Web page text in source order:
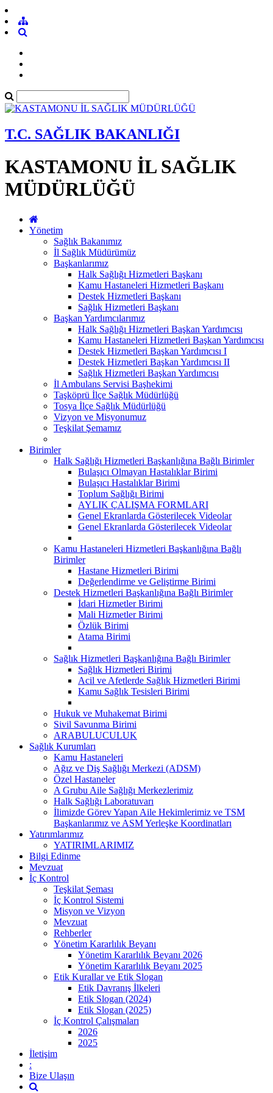
T.C. SAĞLIK BAKANLIĞI
KASTAMONU İL SAĞLIK
MÜDÜRLÜĞÜ
Yönetim
Sağlık Bakanımız
İl Sağlık Müdürümüz
Başkanlarımız
Halk Sağlığı Hizmetleri Başkanı
Kamu Hastaneleri Hizmetleri Başkanı
Destek Hizmetleri Başkanı
Sağlık Hizmetleri Başkanı
Başkan Yardımcılarımız
Halk Sağlığı Hizmetleri Başkan Yardımcısı
Kamu Hastaneleri Hizmetleri Başkan Yardımcısı
Destek Hizmetleri Başkan Yardımcısı I
Destek Hizmetleri Başkan Yardımcısı II
Sağlık Hizmetleri Başkan Yardımcısı
İl Ambulans Servisi Başhekimi
Taşköprü İlçe Sağlık Müdürlüğü
Tosya İlçe Sağlık Müdürlüğü
Vizyon ve Misyonumuz
Teşkilat Şemamız
Birimler
Halk Sağlığı Hizmetleri Başkanlığına Bağlı Birimler
Bulaşıcı Olmayan Hastalıklar Birimi
Bulaşıcı Hastalıklar Birimi
Toplum Sağlığı Birimi
AYLIK ÇALIŞMA FORMLARI
Genel Ekranlarda Gösterilecek Videolar
Genel Ekranlarda Gösterilecek Videolar
Kamu Hastaneleri Hizmetleri Başkanlığına Bağlı
Birimler
Hastane Hizmetleri Birimi
Değerlendirme ve Geliştirme Birimi
Destek Hizmetleri Başkanlığına Bağlı Birimler
İdari Hizmetler Birimi
Mali Hizmetler Birimi
Özlük Birimi
Atama Birimi
Sağlık Hizmetleri Başkanlığına Bağlı Birimler
Sağlık Hizmetleri Birimi
Acil ve Afetlerde Sağlık Hizmetleri Birimi
Kamu Sağlık Tesisleri Birimi
Hukuk ve Muhakemat Birimi
Sivil Savunma Birimi
ARABULUCULUK
Sağlık Kurumları
Kamu Hastaneleri
Ağız ve Diş Sağlığı Merkezi (ADSM)
Özel Hastaneler
A Grubu Aile Sağlığı Merkezlerimiz
Halk Sağlığı Laboratuvarı
İlimizde Görev Yapan Aile Hekimlerimiz ve TSM
Başkanlarımız ve ASM Yerleşke Koordinatları
Yatırımlarımız
YATIRIMLARIMIZ
Bilgi Edinme
Mevzuat
İç Kontrol
Teşkilat Şeması
İç Kontrol Sistemi
Misyon ve Vizyon
Mevzuat
Rehberler
Yönetim Kararlılık Beyanı
Yönetim Kararlılık Beyanı 2026
Yönetim Kararlılık Beyanı 2025
Etik Kurallar ve Etik Slogan
Etik Davranış İlkeleri
Etik Slogan (2024)
Etik Slogan (2025)
İç Kontrol Çalışmaları
2026
2025
İletişim
:
Bize Ulaşın